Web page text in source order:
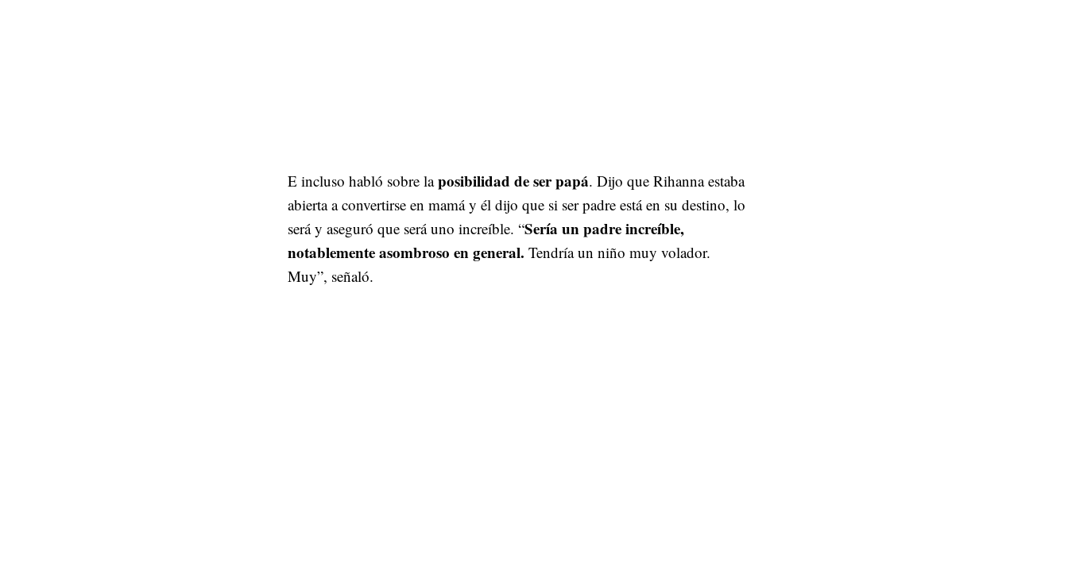
E incluso habló sobre laposibilidad de ser papá. Dijo que Rihanna estaba
abierta a convertirse en mamá y él dijo que si ser padre está en su destino, lo
será y aseguró que será uno increíble. “Sería un padre increíble,
notablemente asombroso en general. Tendría un niño muy volador.
Muy”, señaló.